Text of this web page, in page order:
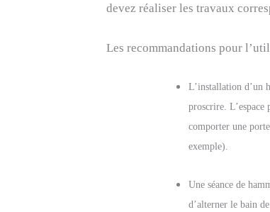
devez réaliser les travaux
Les recommandations pour
L’installation d’un
proscrire. L’espace
comporter une
exemple).
Une séance de
d’alterner le bain